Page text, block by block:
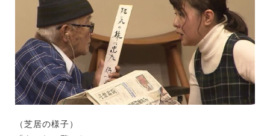
（芝居の様子）